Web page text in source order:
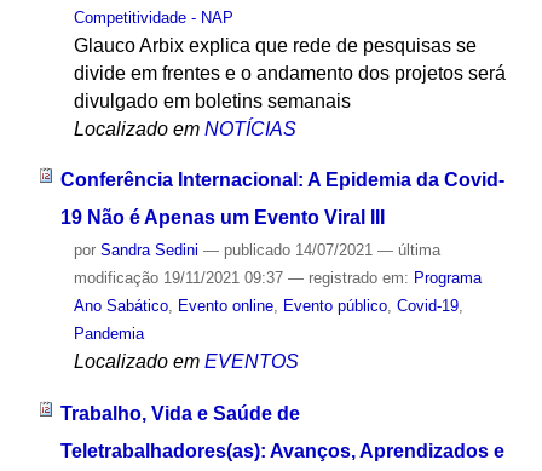
Competitividade - NAP
Glauco Arbix explica que rede de pesquisas se
divide em frentes e o andamento dos projetos será
divulgado em boletins semanais
Localizado em NOTÍCIAS
Conferência Internacional: A Epidemia da Covid-
19 Não é Apenas um Evento Viral III
por Sandra Sedini — publicado14/07/2021 — última
modificação19/11/2021 09:37 — registrado em: Programa
Ano Sabático, Evento online, Evento público, Covid-19,
Pandemia
Localizado em EVENTOS
Trabalho, Vida e Saúde de
Teletrabalhadores(as): Avanços, Aprendizados e